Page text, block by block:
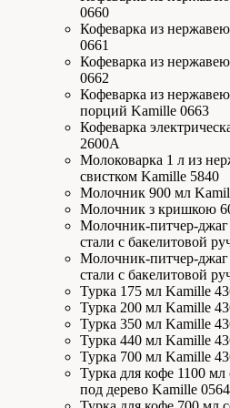
0660
Кофеварка из
0661
Кофеварка из
0662
Кофеварка из
порций Kamille 0663
Кофеварка
2600A
Молоковарка 1 л из
свистком Kamille 5840
Молочник 900 мл
Молочник з кришкою
Молочник-питчер-
стали с бакелитовой
Молочник-питчер-
стали с бакелитовой
Турка 175 мл Kamille
Турка 200 мл Kamille
Турка 350 мл Kamille
Турка 440 мл Kamille
Турка 700 мл Kamille
Турка для кофе 1100
под дерево Kamille 0564